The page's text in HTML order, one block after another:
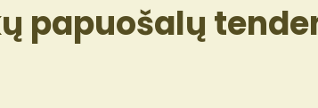
papuošalų